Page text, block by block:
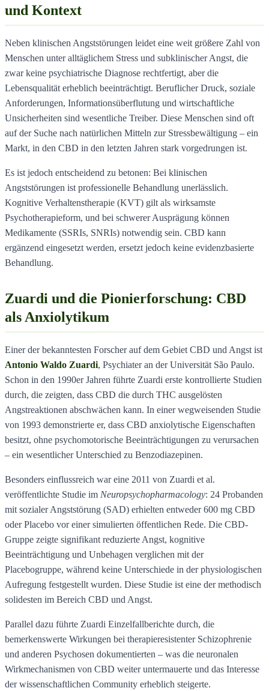
und Kontext
Neben klinischen Angststörungen leidet eine weit größere Zahl von
Menschen unter alltäglichem Stress und subklinischer Angst, die
zwar keine psychiatrische Diagnose rechtfertigt, aber die
Lebensqualität erheblich beeinträchtigt. Beruflicher Druck, soziale
Anforderungen, Informationsüberflutung und wirtschaftliche
Unsicherheiten sind wesentliche Treiber. Diese Menschen sind oft
auf der Suche nach natürlichen Mitteln zur Stressbewältigung – ein
Markt, in den CBD in den letzten Jahren stark vorgedrungen ist.
Es ist jedoch entscheidend zu betonen: Bei klinischen
Angststörungen ist professionelle Behandlung unerlässlich.
Kognitive Verhaltenstherapie (KVT) gilt als wirksamste
Psychotherapieform, und bei schwerer Ausprägung können
Medikamente (SSRIs, SNRIs) notwendig sein. CBD kann
ergänzend eingesetzt werden, ersetzt jedoch keine evidenzbasierte
Behandlung.
Zuardi und die Pionierforschung: CBD
als Anxiolytikum
Einer der bekanntesten Forscher auf dem Gebiet CBD und Angst ist
Antonio Waldo Zuardi, Psychiater an der Universität São Paulo.
Schon in den 1990er Jahren führte Zuardi erste kontrollierte Studien
durch, die zeigten, dass CBD die durch THC ausgelösten
Angstreaktionen abschwächen kann. In einer wegweisenden Studie
von 1993 demonstrierte er, dass CBD anxiolytische Eigenschaften
besitzt, ohne psychomotorische Beeinträchtigungen zu verursachen
– ein wesentlicher Unterschied zu Benzodiazepinen.
Besonders einflussreich war eine 2011 von Zuardi et al.
veröffentlichte Studie im Neuropsychopharmacology: 24 Probanden
mit sozialer Angststörung (SAD) erhielten entweder 600 mg CBD
oder Placebo vor einer simulierten öffentlichen Rede. Die CBD-
Gruppe zeigte signifikant reduzierte Angst, kognitive
Beeinträchtigung und Unbehagen verglichen mit der
Placebogruppe, während keine Unterschiede in der physiologischen
Aufregung festgestellt wurden. Diese Studie ist eine der methodisch
solidesten im Bereich CBD und Angst.
Parallel dazu führte Zuardi Einzelfallberichte durch, die
bemerkenswerte Wirkungen bei therapieresistenter Schizophrenie
und anderen Psychosen dokumentierten – was die neuronalen
Wirkmechanismen von CBD weiter untermauerte und das Interesse
der wissenschaftlichen Community erheblich steigerte.